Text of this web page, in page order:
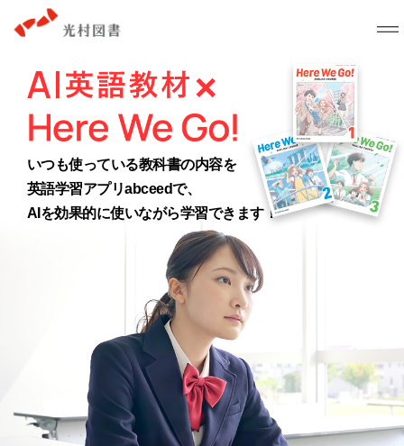
いつも使っている教科書の内容を
英語学習アプリabceedで、
AIを効果的に使いながら学習できます！